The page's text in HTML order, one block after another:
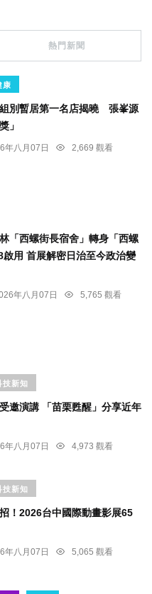
熱門新聞
康
別暫居第一名店揭曉 張峯源
」
年八月07日
2,669 觀看
「西螺街長宿舍」轉身「西螺
用 首展解密日治至今政治變
年八月07日
5,765 觀看
技新知
邀演講 「苗栗甦醒」分享近年
年八月07日
4,973 觀看
技新知
！2026台中國際動畫影展65
年八月07日
5,065 觀看